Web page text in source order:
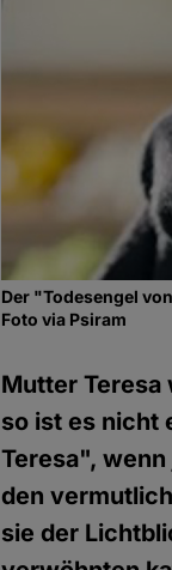
Der "Todesengel
Foto via Psiram
Mutter Teresa
so ist es nicht
Teresa",
den
sie der